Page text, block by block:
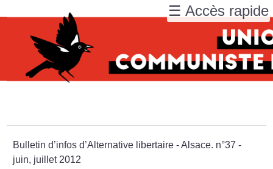
Bulletin d’infos d’Alternative libertaire - Alsace. n°37 -
juin, juillet 2012
☰ Accès rapide